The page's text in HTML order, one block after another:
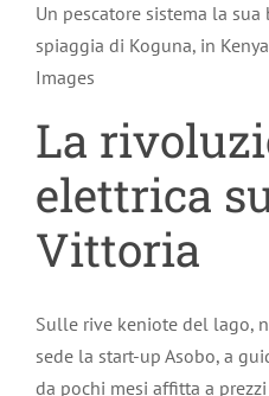
Un pescatore sistema la
spiaggia di Koguna, in
Images
La
elettrica
Vittoria
Sulle rive keniote del lago,
sede la start-up Asobo, a
da pochi mesi affitta a